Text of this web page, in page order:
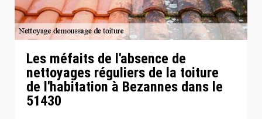
Les méfaits de l'absence de
nettoyages réguliers de la toiture
de l'habitation à Bezannes dans le
51430